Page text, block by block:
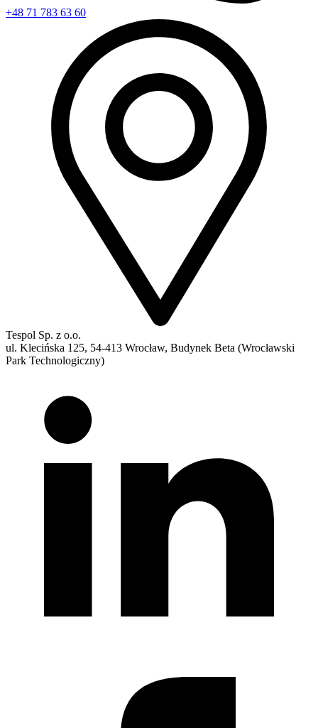
+48 71 783 63 60
Tespol Sp. z o.o.
ul. Klecińska 125, 54-413 Wrocław, Budynek Beta (Wrocławski
Park Technologiczny)